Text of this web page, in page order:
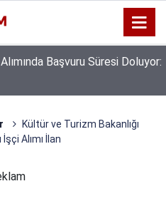
Başvuru Süresi Doluyor:
Kültür ve Turizm Bakanlığı
Alımı İlan